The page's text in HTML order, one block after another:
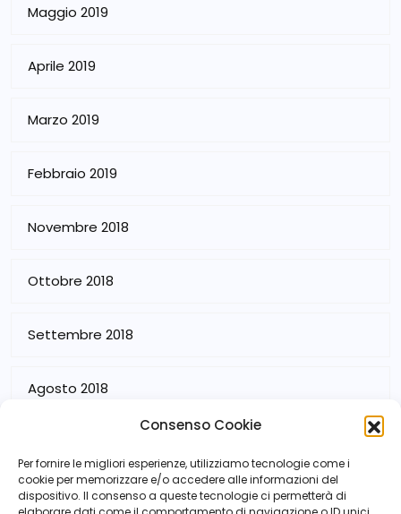
Consenso Cookie
Per fornire le migliori esperienze, utilizziamo tecnologie come i
cookie per memorizzare e/o accedere alle informazioni del
dispositivo. Il consenso a queste tecnologie ci permetterà di
Maggio 2019
Aprile 2019
Marzo 2019
Febbraio 2019
Novembre 2018
Ottobre 2018
Settembre 2018
Agosto 2018